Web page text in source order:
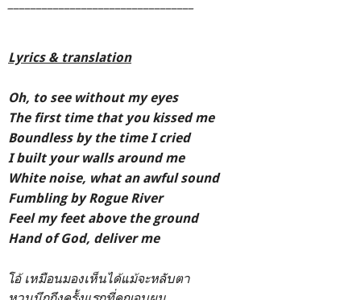
Lyrics & translation
Oh, to see without my eyes
The first time that you kissed me
Boundless by the time I cried
I built your walls around me
White noise, what an awful sound
Fumbling by Rogue River
Feel my feet above the ground
Hand of God, deliver me
โอ้ เหมือนมองเห็นได้แม้จะหลับตา